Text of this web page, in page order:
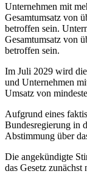
Unternehmen mit
Gesamtumsatz von
betroffen sein.
Gesamtumsatz von
betroffen sein.
Im Juli 2029 wird
und Unternehmen
Umsatz von
Aufgrund eines
Bundesregierung in
Abstimmung über
Die angekündigte
das Gesetz